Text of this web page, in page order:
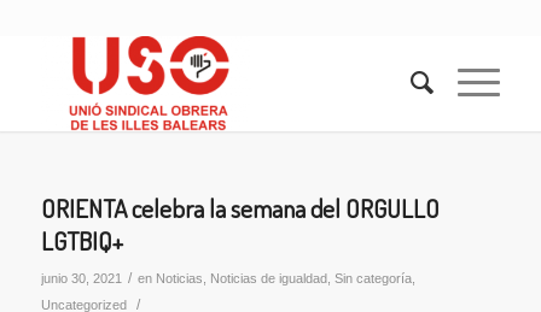
ORIENTA celebra la semana del ORGULLO
LGTBIQ+
junio 30, 2021 / en Noticias Noticias de igualdad, Sin categoría,
Uncategorized
/